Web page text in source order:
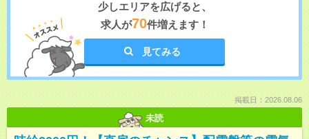
少しエリアを広げると、
求人が70件増えます！
見てみる
掲載日：2026.08.06
未読